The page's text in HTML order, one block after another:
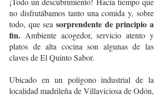
no disfrutábamos tanto una comida y, sobre
todo, que sea sorprendente de principio a
fin. Ambiente acogedor, servicio atento y
platos de alta cocina son algunas de las
claves de El Quinto Sabor.
Ubicado en un polígono industrial de la
localidad madrileña de Villaviciosa de Odón,